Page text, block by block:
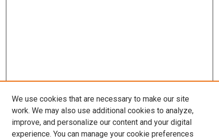
We use cookies that are necessary to make our site
work. We may also use additional cookies to analyze,
improve, and personalize our content and your digital
experience. You can manage your cookie preferences